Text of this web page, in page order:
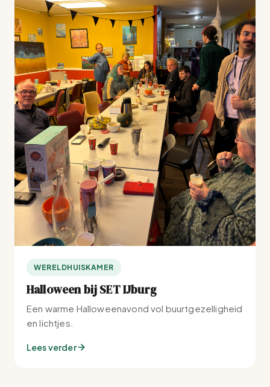
WERELDHUISKAMER
Halloween bij SET IJburg
Een warme Halloweenavond vol buurtgezelligheid
en lichtjes.
Lees verder